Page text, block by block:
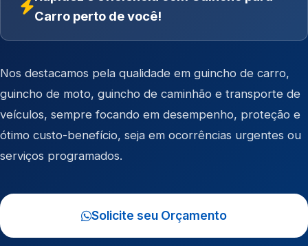
Carro perto de você!
Nos destacamos pela qualidade em guincho de carro,
guincho de moto, guincho de caminhão e transporte de
veículos, sempre focando em desempenho, proteção e
ótimo custo-benefício, seja em ocorrências urgentes ou
serviços programados.
Solicite seu Orçamento